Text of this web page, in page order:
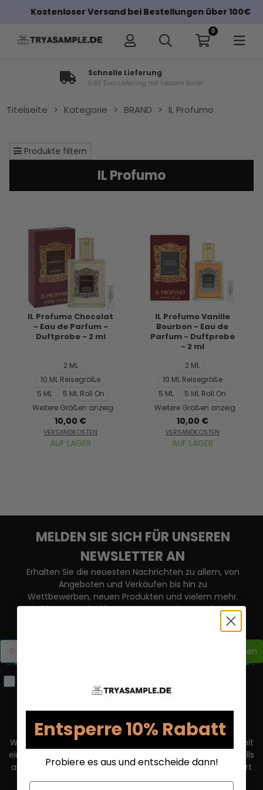
Kostenloser Versand bei Bestellungen über 100€
0
Schnelle Lieferung
5,95 Euro Lieferung mit lokalem Kurier
Titelseite > Kategorie > BRAND > IL Profumo
Produkte filtern
IL Profumo
IL Profumo Chocolat
- Eau de Parfum -
Duftprobe - 2 ml
2 ML
10 ML Reisegröße
5 ML
5 ML Roll On
Weitere Größen anzeigen...
10,00 €
VERSANDKOSTEN
AUF LAGER
IL Profumo Vanille
Bourbon - Eau de
Parfum - Duftprobe
- 2 ml
2 ML
10 ML Reisegröße
5 ML
5 ML Roll On
Weitere Größen anzeigen...
10,00 €
VERSANDKOSTEN
AUF LAGER
MELDEN SIE SICH FÜR UNSEREN
NEWSLETTER AN
Erhalten Sie die neuesten Nachrichten zu allem, von
Angeboten und Verkäufen bis hin zu
Wettbewerben, neuen Produkten und vielem mehr.
Sie können mehr über unseren Newsletter erfahren,
Registrieren
eines personalisierten Nutzerprofils.
Wenn Sie unseren Newsletter abonnieren, willigen Sie damit
ein, dass Ihre Bestandsdaten wie E-Mail-Adresse sowie (falls
angegeben) Vorname, Name und Geschlecht gespeichert
werden. Ihre Daten werden dann auf Grundlage Ihrer
Entsperre 10% Rabatt
Probiere es aus und entscheide dann!